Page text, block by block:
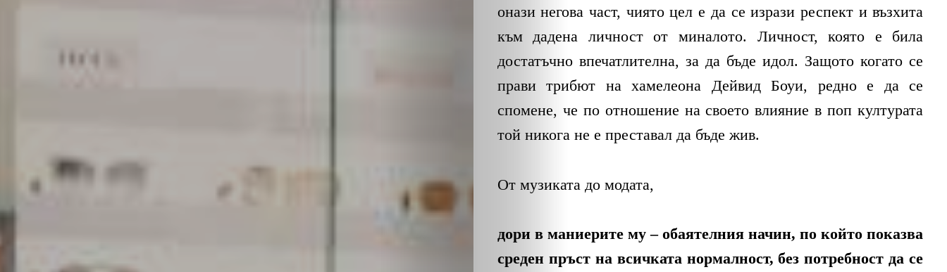
онази негова част, чиято цел е да се изрази респект и възхита
към дадена личност от миналото. Личност, която е била
достатъчно впечатлителна, за да бъде идол. Защото когато се
прави трибют на хамелеона Дейвид Боуи, редно е да се
спомене, че по отношение на своето влияние в поп културата
той никога не е преставал да бъде жив.
От музиката до модата,
дори в маниерите му – обаятелния начин, по който показва
среден пръст на всичката нормалност, без потребност да се